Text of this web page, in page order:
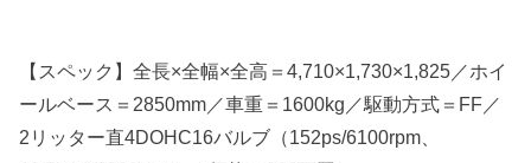
【スペック】全長×全幅×全高＝4,710×1,730×1,825／ホイ
ールベース＝2850mm／車重＝1600kg／駆動方式＝FF／
2リッター直4DOHC16バルブ（152ps/6100rpm、